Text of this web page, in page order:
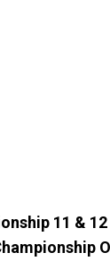
11 &